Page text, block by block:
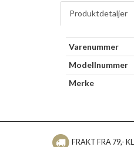
Produktdetaljer
Varenummer
Modellnummer
Merke
FRAKT FRA 79,-